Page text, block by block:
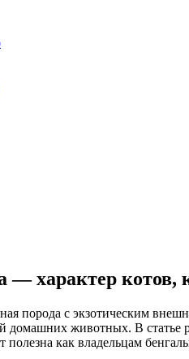
— характер котов,
порода с экзотическим
животных. В статье
как владельцам